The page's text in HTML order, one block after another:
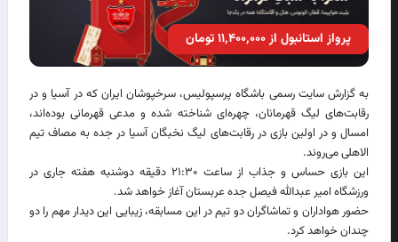
پرواز استانبول از ۱۱٬۴۰۰٬۰۰۰ تومان
به گزارش سایت رسمی باشگاه پرسپولیس، سرخپوشان ایران که در آسیا و در
رقابت‌های لیگ قهرمانان، چهره‌ای شناخته شده و مدعی قهرمانی بوده‌اند،
امسال و در اولین بازی در رقابت‌های لیگ نخبگان آسیا در جده به مصاف تیم
الاهلی می‌روند.
این بازی حساس و جذاب از ساعت ۲۱:۳۰ دقیقه دوشنبه هفته جاری در
ورزشگاه امیر عبدالله فیصل جده عربستان آغاز خواهد شد.
حضور هواداران و تماشاگران دو تیم در این مسابقه، زیبایی این دیدار مهم را دو
چندان خواهد کرد.